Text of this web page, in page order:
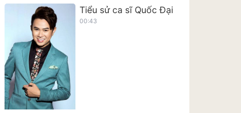
Tiểu sử ca sĩ Quốc Đại
00:43